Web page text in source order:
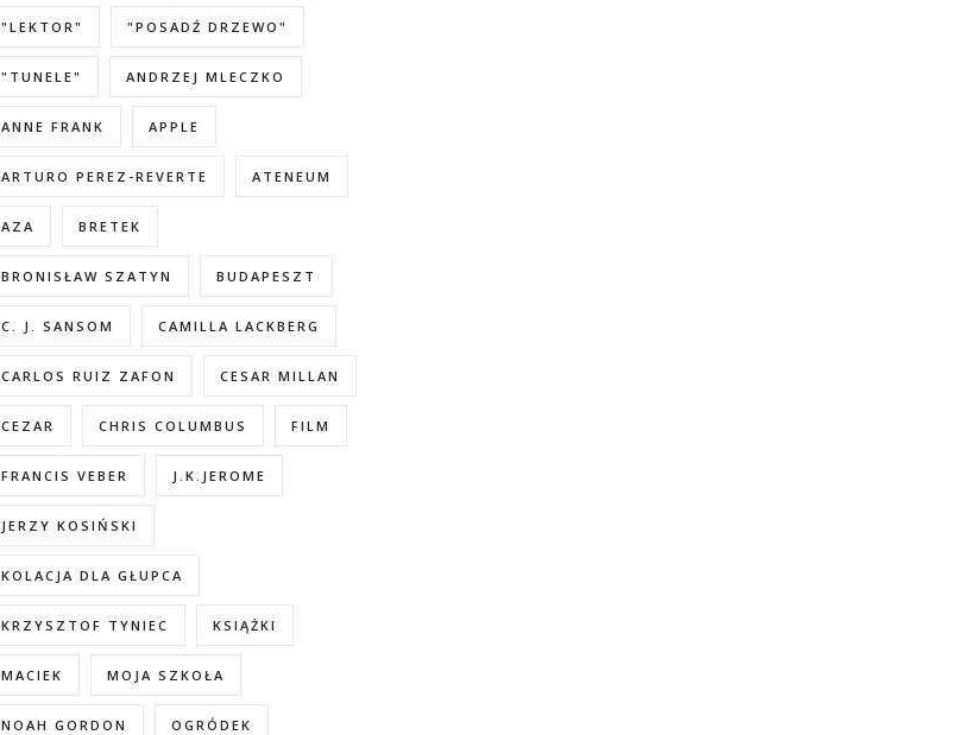
"LEKTOR" "POSADŹ DRZEWO"
"TUNELE" ANDRZEJ MLECZKO
ANNE FRANK APPLE
ARTURO PEREZ-REVERTE ATENEUM
AZA BRETEK
BRONISŁAW SZATYN BUDAPESZT
C. J. SANSOM CAMILLA LACKBERG
CARLOS RUIZ ZAFON CESAR MILLAN
CEZAR CHRIS COLUMBUS FILM
FRANCIS VEBER J.K.JEROME
JERZY KOSIŃSKI
KOLACJA DLA GŁUPCA
KRZYSZTOF TYNIEC KSIĄŻKI
MACIEK MOJA SZKOŁA
NOAH GORDON OGRÓDEK